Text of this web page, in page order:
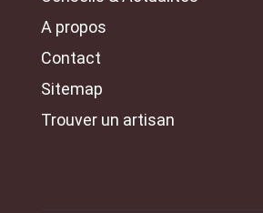
A propos
Contact
Sitemap
Trouver un artisan